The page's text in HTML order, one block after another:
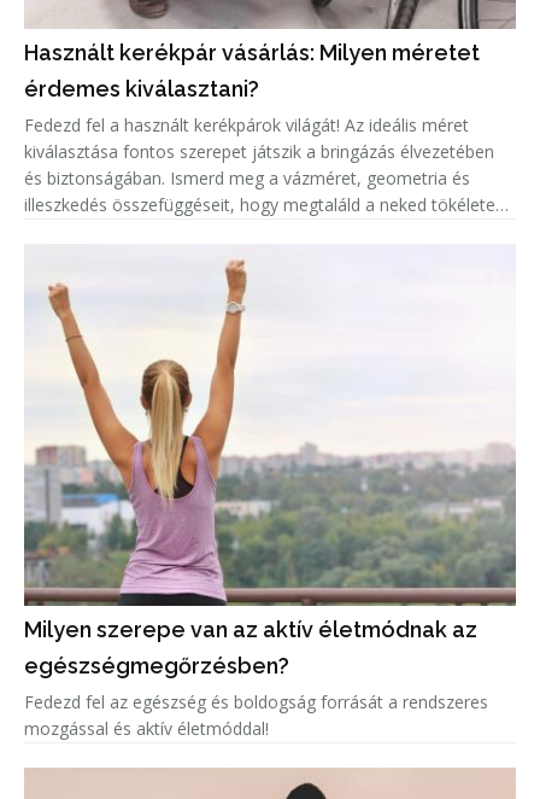
Használt kerékpár vásárlás: Milyen méretet
érdemes kiválasztani?
Fedezd fel a használt kerékpárok világát! Az ideális méret
kiválasztása fontos szerepet játszik a bringázás élvezetében
és biztonságában. Ismerd meg a vázméret, geometria és
illeszkedés összefüggéseit, hogy megtaláld a neked tökéletes
Milyen szerepe van az aktív életmódnak az
egészségmegőrzésben?
Fedezd fel az egészség és boldogság forrását a rendszeres
mozgással és aktív életmóddal!